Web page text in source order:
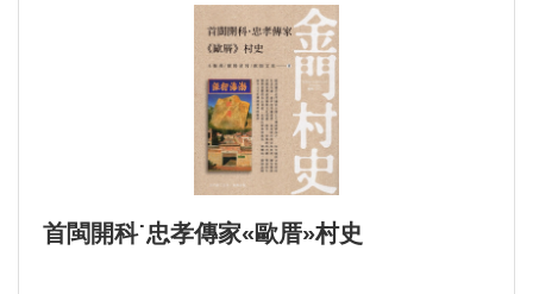
首閩開科˙忠孝傳家«歐厝»村史